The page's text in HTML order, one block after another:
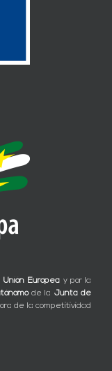
Unión Europea y por la
de la Junta de
de la competitividad